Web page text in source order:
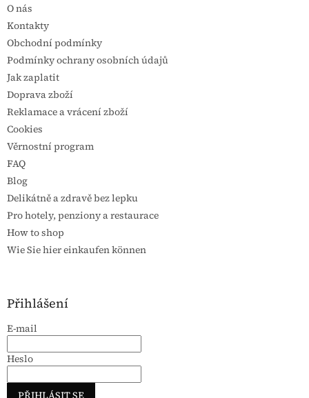
O nás
Kontakty
Obchodní podmínky
Podmínky ochrany osobních údajů
Jak zaplatit
Doprava zboží
Reklamace a vrácení zboží
Cookies
Věrnostní program
FAQ
Blog
Delikátně a zdravě bez lepku
Pro hotely, penziony a restaurace
How to shop
Wie Sie hier einkaufen können
Přihlášení
E-mail
Heslo
PŘIHLÁSIT SE